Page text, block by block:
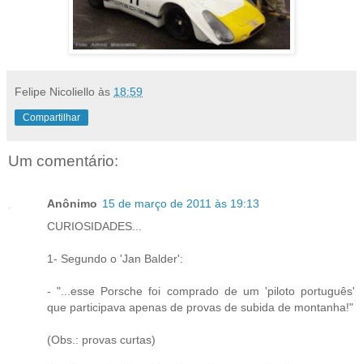
Felipe Nicoliello às 18:59
Compartilhar
Um comentário:
Anônimo 15 de março de 2011 às 19:13
CURIOSIDADES...
1- Segundo o 'Jan Balder':
- "...esse Porsche foi comprado de um 'piloto português'
que participava apenas de provas de subida de montanha!"
(Obs.: provas curtas)